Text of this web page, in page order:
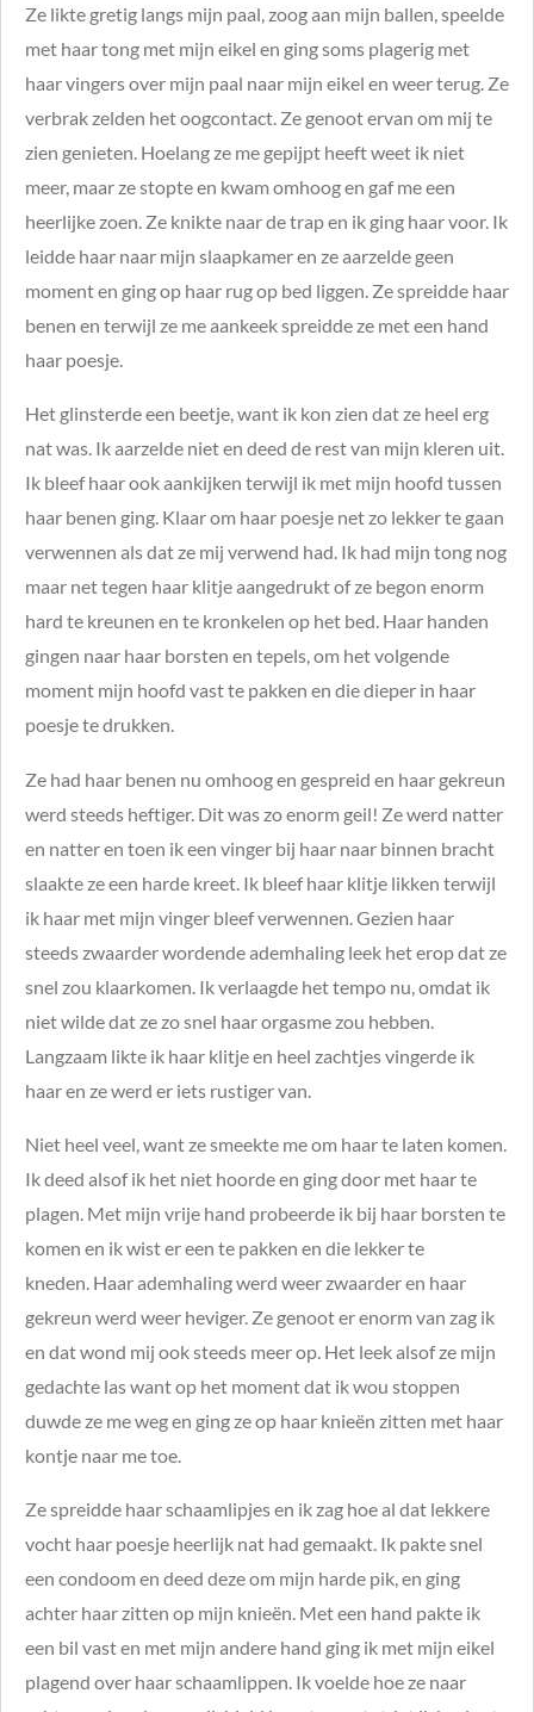
Ze likte gretig langs mijn paal, zoog aan mijn ballen, speelde
met haar tong met mijn eikel en ging soms plagerig met
haar vingers over mijn paal naar mijn eikel en weer terug. Ze
verbrak zelden het oogcontact. Ze genoot ervan om mij te
zien genieten. Hoelang ze me gepijpt heeft weet ik niet
meer, maar ze stopte en kwam omhoog en gaf me een
heerlijke zoen. Ze knikte naar de trap en ik ging haar voor. Ik
leidde haar naar mijn slaapkamer en ze aarzelde geen
moment en ging op haar rug op bed liggen. Ze spreidde haar
benen en terwijl ze me aankeek spreidde ze met een hand
haar poesje.
Het glinsterde een beetje, want ik kon zien dat ze heel erg
nat was. Ik aarzelde niet en deed de rest van mijn kleren uit.
Ik bleef haar ook aankijken terwijl ik met mijn hoofd tussen
haar benen ging. Klaar om haar poesje net zo lekker te gaan
verwennen als dat ze mij verwend had. Ik had mijn tong nog
maar net tegen haar klitje aangedrukt of ze begon enorm
hard te kreunen en te kronkelen op het bed. Haar handen
gingen naar haar borsten en tepels, om het volgende
moment mijn hoofd vast te pakken en die dieper in haar
poesje te drukken.
Ze had haar benen nu omhoog en gespreid en haar gekreun
werd steeds heftiger. Dit was zo enorm geil! Ze werd natter
en natter en toen ik een vinger bij haar naar binnen bracht
slaakte ze een harde kreet. Ik bleef haar klitje likken terwijl
ik haar met mijn vinger bleef verwennen. Gezien haar
steeds zwaarder wordende ademhaling leek het erop dat ze
snel zou klaarkomen. Ik verlaagde het tempo nu, omdat ik
niet wilde dat ze zo snel haar orgasme zou hebben.
Langzaam likte ik haar klitje en heel zachtjes vingerde ik
haar en ze werd er iets rustiger van.
Niet heel veel, want ze smeekte me om haar te laten komen.
Ik deed alsof ik het niet hoorde en ging door met haar te
plagen. Met mijn vrije hand probeerde ik bij haar borsten te
komen en ik wist er een te pakken en die lekker te
kneden. Haar ademhaling werd weer zwaarder en haar
gekreun werd weer heviger. Ze genoot er enorm van zag ik
en dat wond mij ook steeds meer op. Het leek alsof ze mijn
gedachte las want op het moment dat ik wou stoppen
duwde ze me weg en ging ze op haar knieën zitten met haar
kontje naar me toe.
Ze spreidde haar schaamlipjes en ik zag hoe al dat lekkere
vocht haar poesje heerlijk nat had gemaakt. Ik pakte snel
een condoom en deed deze om mijn harde pik, en ging
achter haar zitten op mijn knieën. Met een hand pakte ik
een bil vast en met mijn andere hand ging ik met mijn eikel
plagend over haar schaamlippen. Ik voelde hoe ze naar